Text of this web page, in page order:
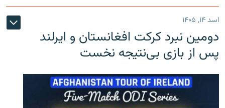
اسد ۱۴, ۱۴۰۵
دومین نبرد کرکت افغانستان و ایرلند
پس از بازی بی‌نتیجه نخست